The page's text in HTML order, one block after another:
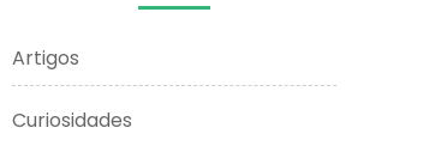
Artigos
Curiosidades